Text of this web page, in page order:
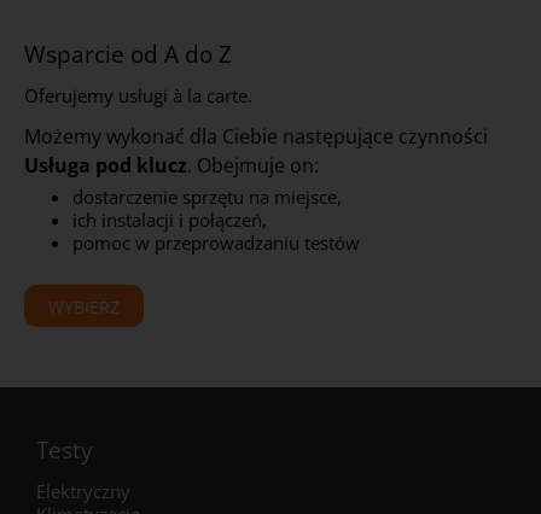
Wsparcie od A do Z
Oferujemy usługi à la carte.
Możemy wykonać dla Ciebie następujące czynności
Usługa pod klucz. Obejmuje on:
dostarczenie sprzętu na miejsce,
ich instalacji i połączeń,
pomoc w przeprowadzaniu testów
WYBIERZ
Testy
Elektryczny